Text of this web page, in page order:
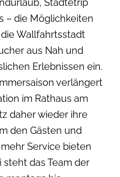
Städtetrip
– die Möglichkeiten
Wallfahrtsstadt
aus Nah und
Erlebnissen ein.
verlängert
im Rathaus am
daher wieder ihre
den Gästen und
Service bieten
steht das Team der